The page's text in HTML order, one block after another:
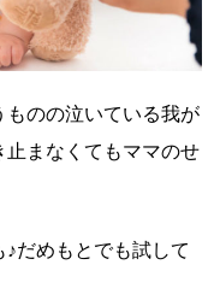
のの泣いている我が
まなくてもママのせ
だめもとでも試して